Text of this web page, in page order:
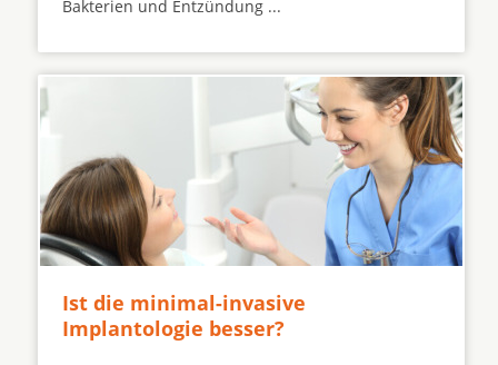
Bakterien und Entzündung ...
Ist die minimal-invasive
Implantologie besser?